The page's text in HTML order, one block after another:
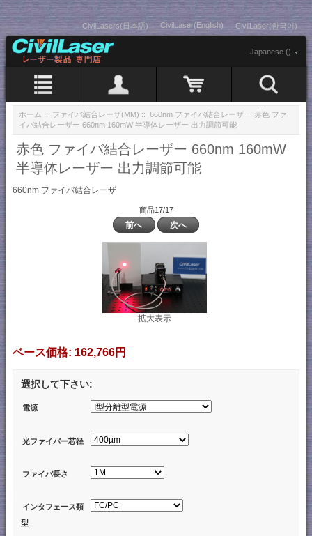
CivilLasers(日本語) CivilLaser(English) CivilLaser(한국어)
Japanese ()
ホーム :: ファイバ結合レーザ(MM) :: 660nm ファイバ結合レーザ :: 赤色 ファ
イバ結合レーザー 660nm 160mW 半導体レーザー 出力調節可能
赤色 ファイバ結合レーザー 660nm 160mW
半導体レーザー 出力調節可能
660nm ファイバ結合レーザ
商品17/17
前へ 次へ
拡大表示
ベース価格: 162,766円
選択して下さい:
電源
光ファイバー芯径
ファイバ長さ
インタフェース類
型